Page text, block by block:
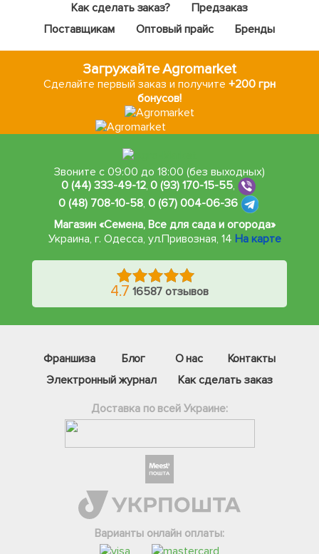
Как сделать заказ?
Предзаказ
Поставщикам
Оптовый прайс Бренды
Загружайте Agromarket
Сделайте первый заказ и получите +200 грн
бонусов!
Звоните с 09:00 до 18:00 (без выходных)
0 (44) 333-49-12,0 (93) 170-15-55,
0 (48) 708-10-58, 0 (67) 004-06-36
Магазин «Семена, Все для сада и огорода»
Украина, г. Одесса, ул.Привозная, 14 На карте
4.7 16587 отзывов
Франшиза Блог О нас
Контакты
Электронный журнал
Как сделать заказ
Доставка по всей Украине:
Варианты онлайн оплаты:
Інстаграм
Онлайн чат